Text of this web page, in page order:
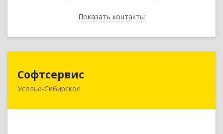
Показать контакты
Назад
Софтсервис
Усолье-Сибирское
665451, Иркутская обл, Усолье-Сибирское г,